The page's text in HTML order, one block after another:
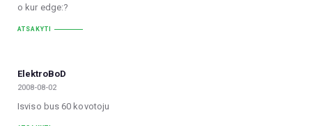
o kur edge:?
ATSAKYTI
ElektroBoD
2008-08-02
Isviso bus 60 kovotoju